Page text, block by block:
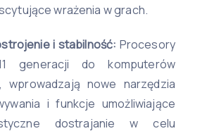
wrażenia w grach.
i stabilność: Procesory
generacji do komputerów
wprowadzają nowe narzędzia
i funkcje umożliwiające
dostrajanie w celu